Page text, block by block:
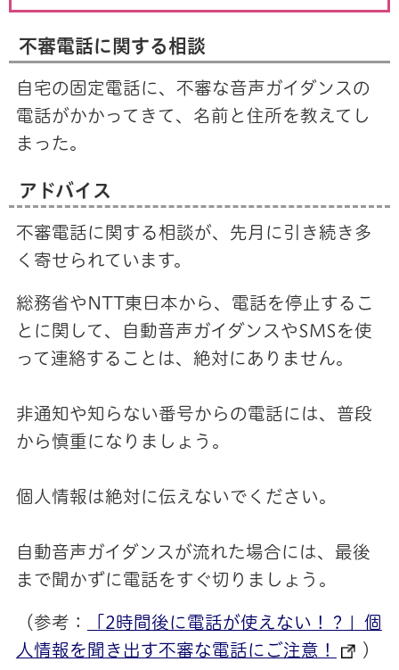
不審電話に関する相談
自宅の固定電話に、不審な音声ガイダンスの
電話がかかってきて、名前と住所を教えてし
まった。
アドバイス
不審電話に関する相談が、先月に引き続き多
く寄せられています。
総務省やNTT東日本から、電話を停止するこ
とに関して、自動音声ガイダンスやSMSを使
って連絡することは、絶対にありません。
非通知や知らない番号からの電話には、普段
から慎重になりましょう。
個人情報は絶対に伝えないでください。
自動音声ガイダンスが流れた場合には、最後
まで聞かずに電話をすぐ切りましょう。
（参考：
「2時間後に電話が使えない！？」個
人情報を聞き出す不審な電話にご注意！
）